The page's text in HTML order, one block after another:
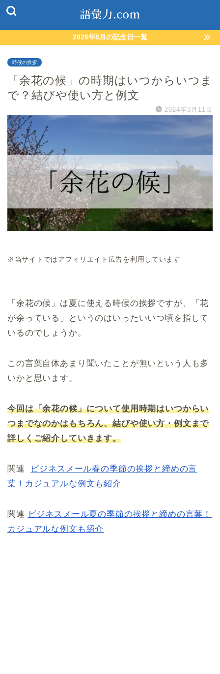
2026年8月の記念日一覧
時候の挨拶
「余花の候」の時期はいつからいつま
で？結びや使い方と例文
2024年3月11日
※当サイトではアフィリエイト広告を利用しています
「余花の候」は夏に使える時候の挨拶ですが、「花
が余っている」というのはいったいいつ頃を指して
いるのでしょうか。
この言葉自体あまり聞いたことが無いという人も多
いかと思います。
今回は「余花の候」について使用時期はいつからい
つまでなのかはもちろん、結びや使い方・例文まで
詳しくご紹介していきます。
関連
ビジネスメール春の季節の挨拶と締めの言
葉！カジュアルな例文も紹介
関連 ビジネスメール夏の季節の挨拶と締めの言葉！
カジュアルな例文も紹介